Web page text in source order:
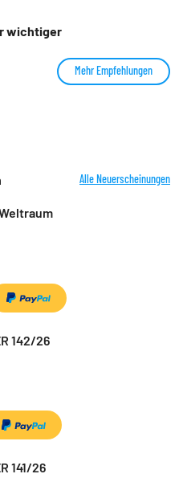
wichtiger
Mehr Empfehlungen
Alle Neuerscheinungen
142/26
141/26